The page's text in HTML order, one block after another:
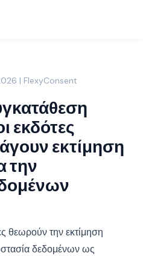
| FlexyConsent
εκδότες
εκτίμηση
την
θεωρούν την εκτίμηση
δεδομένων ως